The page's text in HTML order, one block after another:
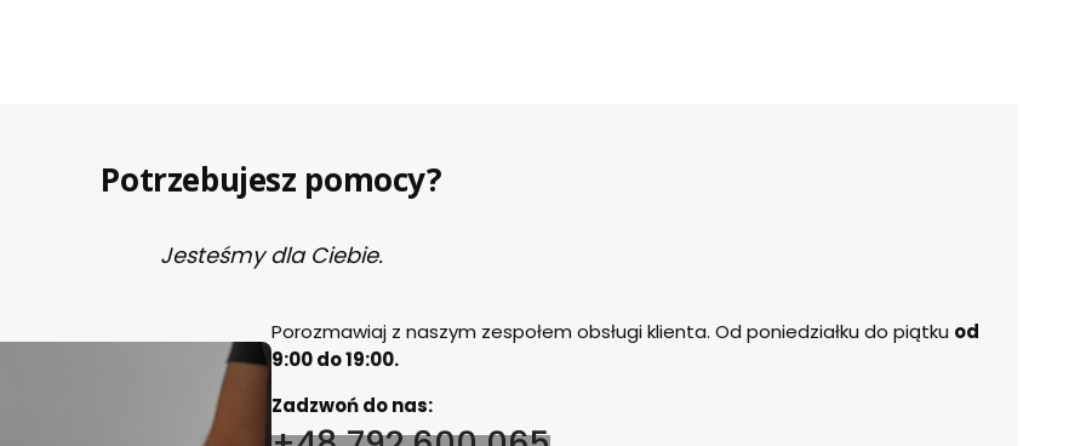
Potrzebujesz pomocy?
Jesteśmy dla Ciebie.
Porozmawiaj z naszym zespołem obsługi klienta. Od poniedziałku do piątku od
9:00 do 19:00.
Zadzwoń do nas: